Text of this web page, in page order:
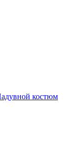
костюм